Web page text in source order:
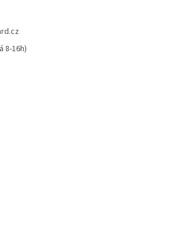
8-16h)